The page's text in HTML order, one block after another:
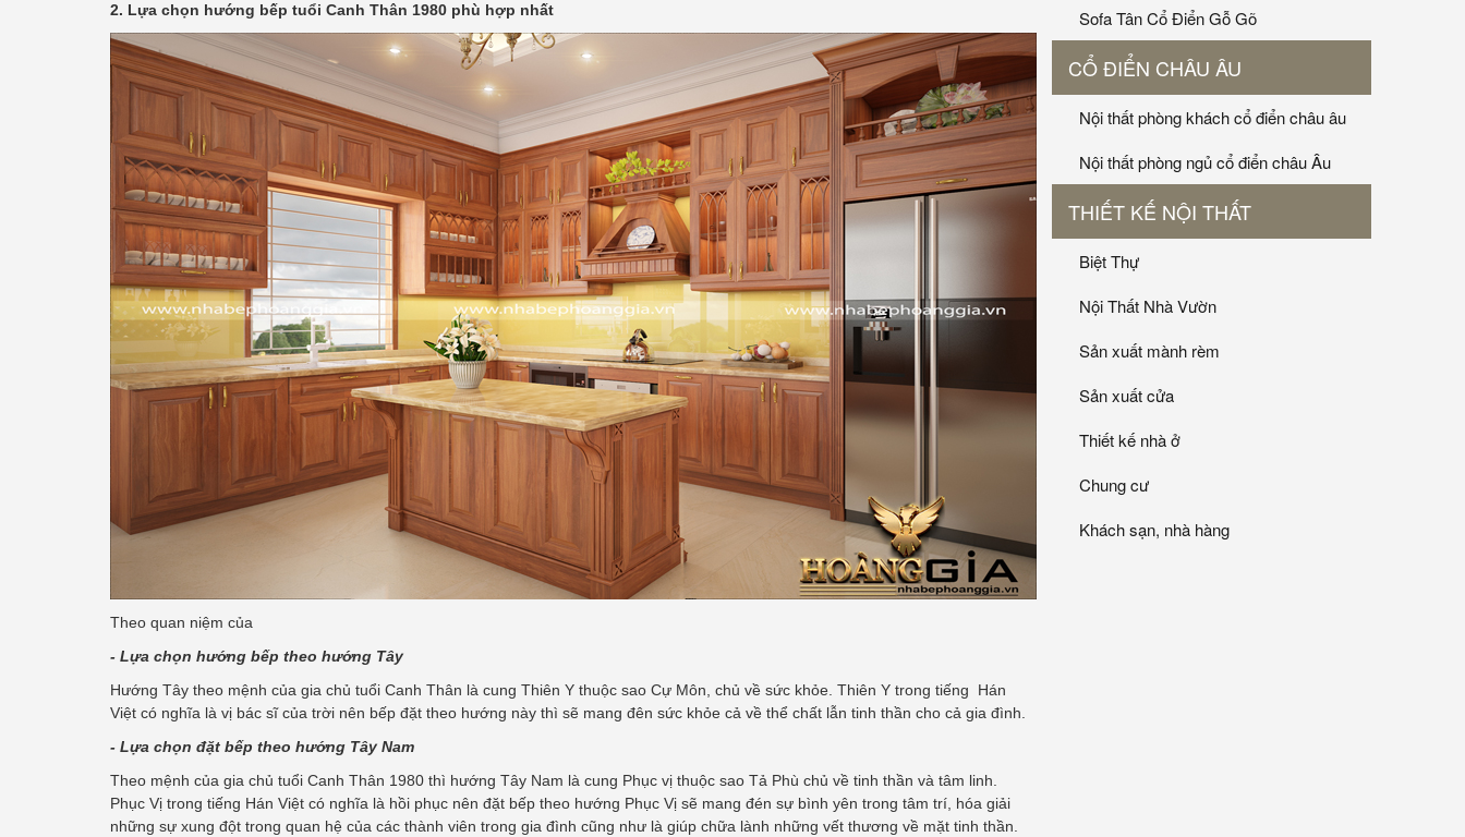
2. Lựa chọn hướng bếp tuổi Canh Thân 1980 phù hợp nhất
Theo quan niệm của
- Lựa chọn hướng bếp theo hướng Tây
Hướng Tây theo mệnh của gia chủ tuổi Canh Thân là cung Thiên Y thuộc sao Cự Môn, chủ về sức khỏe. Thiên Y trong tiếng Hán
Việt có nghĩa là vị bác sĩ của trời nên bếp đặt theo hướng này thì sẽ mang đên sức khỏe cả về thể chất lẫn tinh thần cho cả gia đình.
- Lựa chọn đặt bếp theo hướng Tây Nam
Theo mệnh của gia chủ tuổi Canh Thân 1980 thì hướng Tây Nam là cung Phục vị thuộc sao Tả Phù chủ về tinh thần và tâm linh.
Phục Vị trong tiếng Hán Việt có nghĩa là hồi phục nên đặt bếp theo hướng Phục Vị sẽ mang đén sự bình yên trong tâm trí, hóa giải
những sự xung đột trong quan hệ của các thành viên trong gia đình cũng như là giúp chữa lành những vết thương về mặt tinh thần.
Sofa Tân Cổ Điển Gỗ Gõ
CỔ ĐIỂN CHÂU ÂU
Nội thất phòng khách cổ điển châu âu
Nội thất phòng ngủ cổ điển châu Âu
THIẾT KẾ NỘI THẤT
Biệt Thự
Nội Thất Nhà Vườn
Sản xuất mành rèm
Sản xuất cửa
Thiết kế nhà ở
Chung cư
Khách sạn, nhà hàng